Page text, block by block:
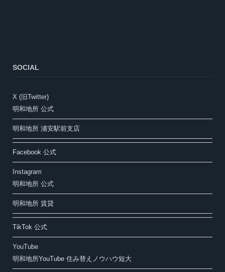
SOCIAL
X (旧Twitter)
明和地所 公式
明和地所 浦安駅前支店
Facebook 公式
Instagram
明和地所 公式
明和地所 賃貸
TikTok 公式
YouTube
明和地所YouTube 住み替えノウハウ短大